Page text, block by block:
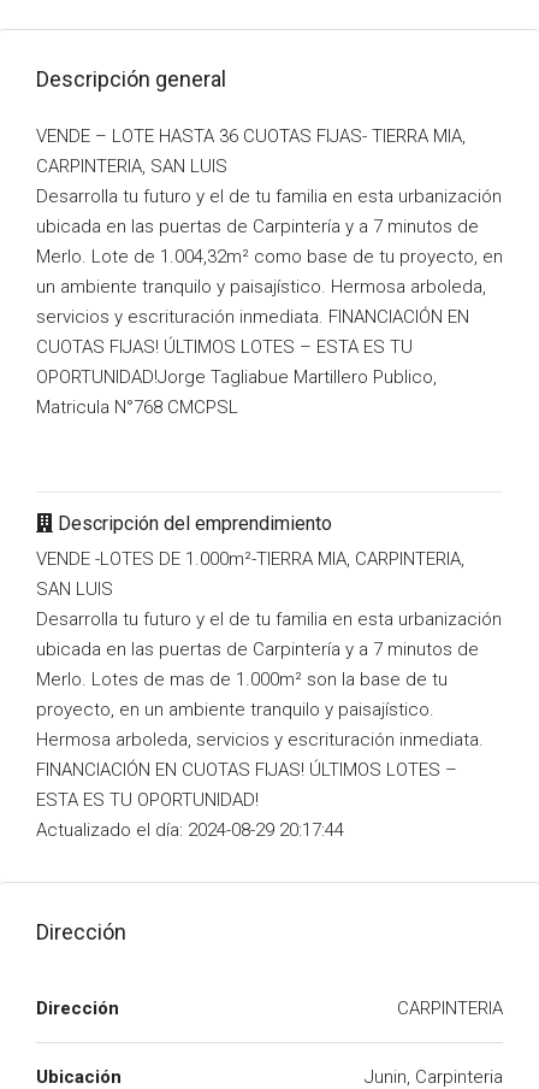
Descripción general
VENDE – LOTE HASTA 36 CUOTAS FIJAS- TIERRA MIA,
CARPINTERIA, SAN LUIS
Desarrolla tu futuro y el de tu familia en esta urbanización
ubicada en las puertas de Carpintería y a 7 minutos de
Merlo. Lote de 1.004,32m² como base de tu proyecto, en
un ambiente tranquilo y paisajístico. Hermosa arboleda,
servicios y escrituración inmediata. FINANCIACIÓN EN
CUOTAS FIJAS! ÚLTIMOS LOTES – ESTA ES TU
OPORTUNIDAD!Jorge Tagliabue Martillero Publico,
Matricula N°768 CMCPSL
Descripción del emprendimiento
VENDE -LOTES DE 1.000m²-TIERRA MIA, CARPINTERIA,
SAN LUIS
Desarrolla tu futuro y el de tu familia en esta urbanización
ubicada en las puertas de Carpintería y a 7 minutos de
Merlo. Lotes de mas de 1.000m² son la base de tu
proyecto, en un ambiente tranquilo y paisajístico.
Hermosa arboleda, servicios y escrituración inmediata.
FINANCIACIÓN EN CUOTAS FIJAS! ÚLTIMOS LOTES –
ESTA ES TU OPORTUNIDAD!
Actualizado el día: 2024-08-29 20:17:44
Dirección
Dirección CARPINTERIA
Ubicación Junin, Carpinteria